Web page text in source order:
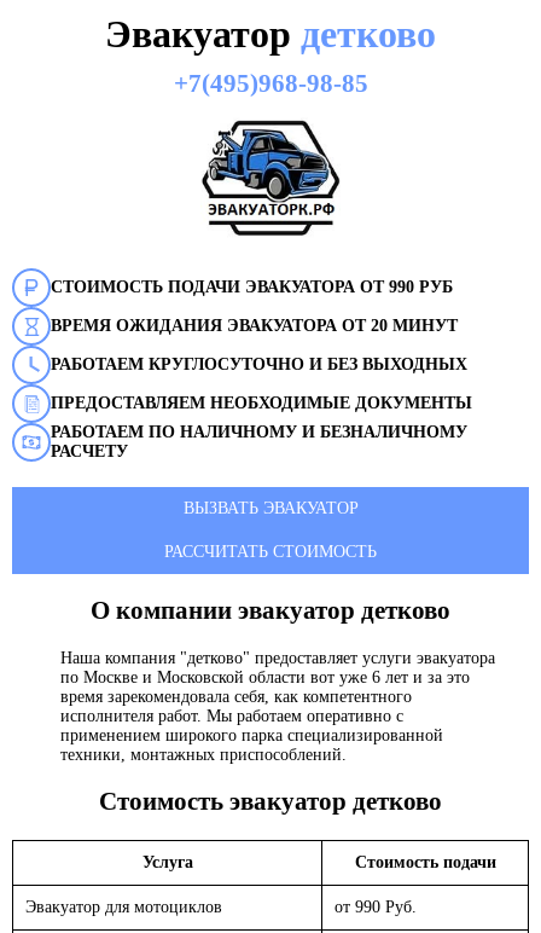
Эвакуатор детково
+7(495)968-98-85
СТОИМОСТЬ ПОДАЧИ ЭВАКУАТОРА ОТ 990 РУБ
ВРЕМЯ ОЖИДАНИЯ ЭВАКУАТОРА ОТ 20 МИНУТ
РАБОТАЕМ КРУГЛОСУТОЧНО И БЕЗ ВЫХОДНЫХ
ПРЕДОСТАВЛЯЕМ НЕОБХОДИМЫЕ ДОКУМЕНТЫ
РАБОТАЕМ ПО НАЛИЧНОМУ И БЕЗНАЛИЧНОМУ
РАСЧЕТУ
ВЫЗВАТЬ ЭВАКУАТОР
РАССЧИТАТЬ СТОИМОСТЬ
О компании эвакуатор детково
Наша компания "детково" предоставляет услуги эвакуатора
по Москве и Московской области вот уже 6 лет и за это
время зарекомендовала себя, как компетентного
исполнителя работ. Мы работаем оперативно с
применением широкого парка специализированной
техники, монтажных приспособлений.
Стоимость эвакуатор детково
Услуга Стоимость подачи
Эвакуатор для мотоциклов от 990 Руб.